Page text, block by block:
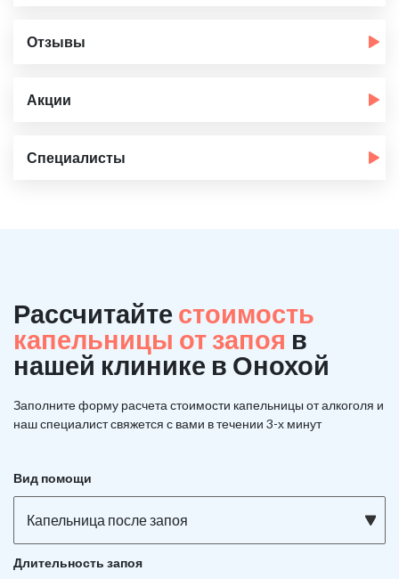
Отзывы
Акции
Специалисты
Рассчитайте стоимость
капельницы от запоя в
нашей клинике в Онохой
Заполните форму расчета стоимости капельницы от алкоголя и
наш специалист свяжется с вами в течении 3-х минут
Вид помощи
Капельница после запоя
Длительность запоя